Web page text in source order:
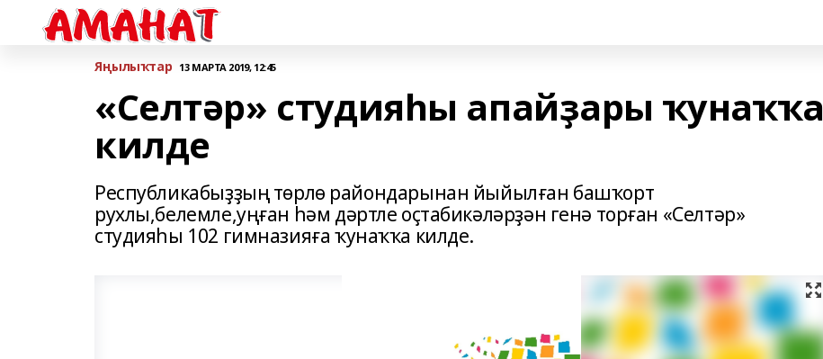
Яңылыҡтар 13 МАРТА 2019, 12:45
«Селтәр» студияһы апайҙары ҡунаҡҡа
килде
Республикабыҙҙың төрлө райондарынан йыйылған башҡорт
рухлы,белемле,уңған һәм дәртле оҫтабикәләрҙән генә торған «Селтәр»
студияһы 102 гимназияға ҡунаҡҡа килде.